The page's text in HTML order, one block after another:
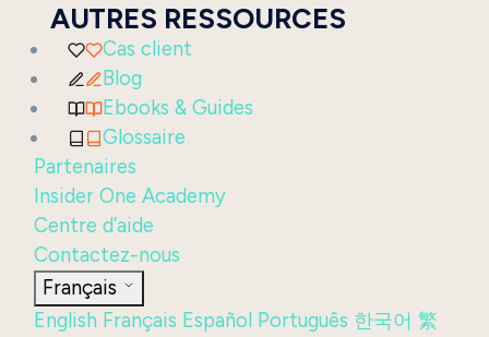
AUTRES RESSOURCES
Cas client
Blog
Ebooks & Guides
Glossaire
Partenaires
Insider One Academy
Centre d’aide
Contactez-nous
Français
English Français Español Português 한국어 繁